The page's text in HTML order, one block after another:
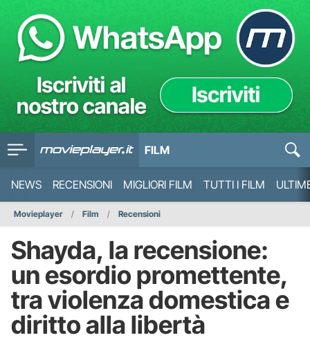
FILM
NEWS RECENSIONI MIGLIORI FILM TUTTI I FILM
Movieplayer Film Recensioni
Shayda, la recensione:
un esordio promettente,
tra violenza domestica e
diritto alla libertà